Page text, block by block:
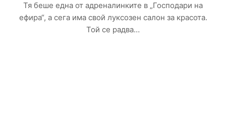
Тя беше една от адреналинките в „Господари на
ефира“, а сега има свой луксозен салон за красота.
Той се радва…